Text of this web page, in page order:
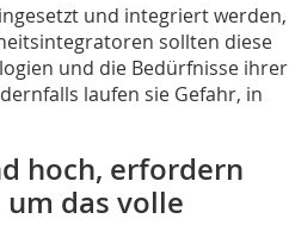
und integriert werden,
sollten diese
und die Bedürfnisse ihrer
laufen sie Gefahr, in
hoch, erfordern
das volle